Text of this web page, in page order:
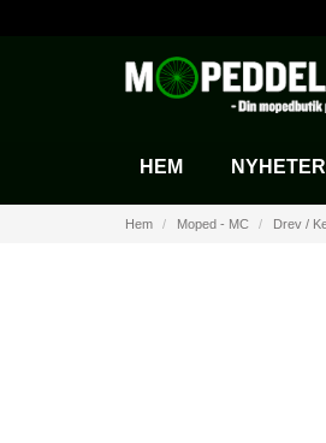
HEM NYHETER
Hem Moped - MC Drev /